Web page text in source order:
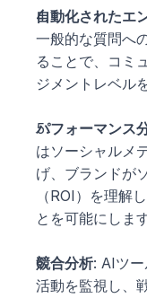
自動化されたエ
一般的な質問へ
ることで、コミ
ジメントレベル
パフォーマンス
はソーシャルメ
げ、ブランドが
（ROI）を理解
とを可能にします
競合分析: AIツ
活動を監視し、